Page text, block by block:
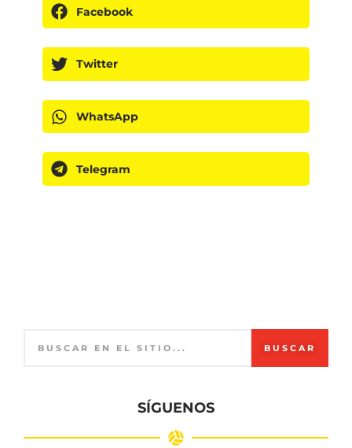
Facebook
Twitter
WhatsApp
Telegram
BUSCAR
SÍGUENOS